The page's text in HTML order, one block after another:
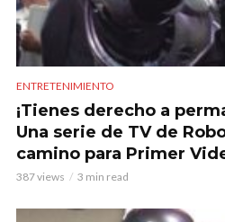
ENTRETENIMIENTO
¡Tienes derecho a
Una serie de TV de
camino para Primer
387 views 3 min read